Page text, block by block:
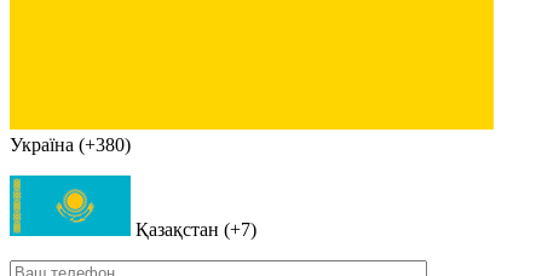
Україна (+380)
Қазақстан (+7)